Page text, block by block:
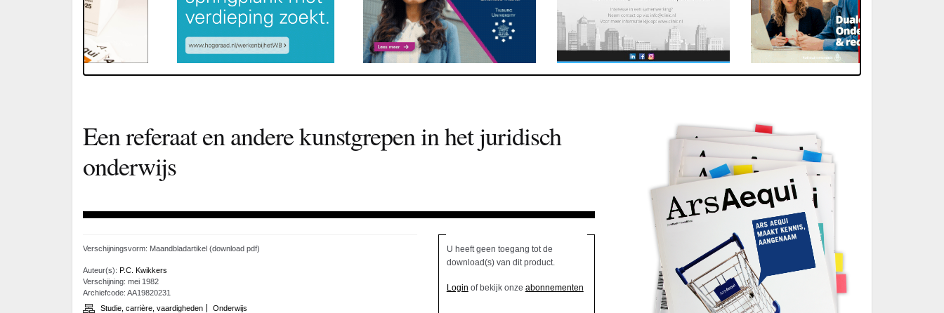
Een referaat en andere kunstgrepen in het juridisch
onderwijs
Verschijningsvorm: Maandbladartikel (download pdf)
Auteur(s): P.C. Kwikkers
Verschijning: mei 1982
Archiefcode: AA19820231
Studie, carrière, vaardigheden
Onderwijs
U heeft geen toegang tot de
download(s) van dit product.
Login of bekijk onze abonnementen